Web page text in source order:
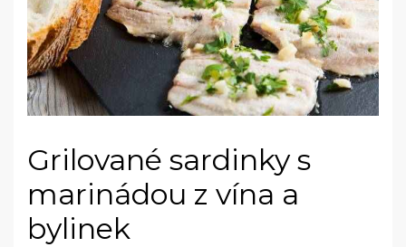
Grilované sardinky s
marinádou z vína a
bylinek